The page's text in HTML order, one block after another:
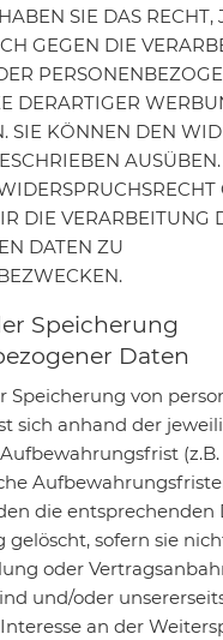
SIE DAS RECHT,
GEGEN DIE
DERARTIGER
SIE KÖNNEN DEN
DIE VERARBEITUNG
DATEN ZU
Speicherung
Daten
Speicherung von
sich anhand der
die entsprechenden
gelöscht, sofern sie
oder
und/oder
an der